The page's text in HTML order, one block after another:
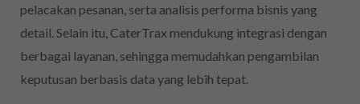
pelacakan pesanan, serta analisis performa bisnis yang
detail. Selain itu, CaterTrax mendukung integrasi dengan
berbagai layanan, sehingga memudahkan pengambilan
keputusan berbasis data yang lebih tepat.